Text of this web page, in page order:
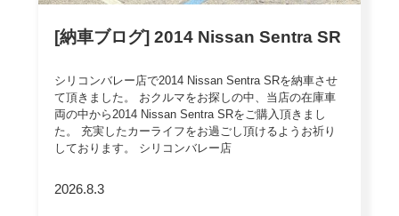
[納車ブログ] 2014 Nissan Sentra SR
シリコンバレー店で2014 Nissan Sentra SRを納車させ
て頂きました。 おクルマをお探しの中、当店の在庫車
両の中から2014 Nissan Sentra SRをご購入頂きまし
た。 充実したカーライフをお過ごし頂けるようお祈り
しております。 シリコンバレー店
2026.8.3